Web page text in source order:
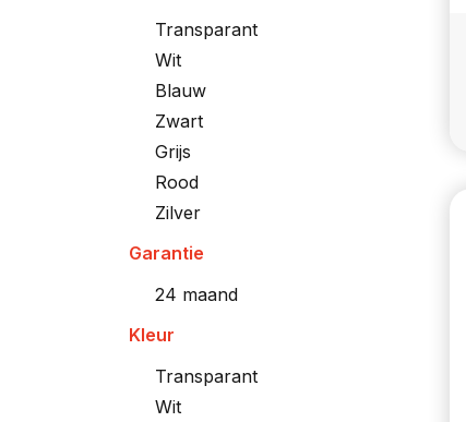
Transparant
Wit
Blauw
Zwart
Grijs
Rood
Zilver
Garantie
24 maand
Kleur
Transparant
Wit